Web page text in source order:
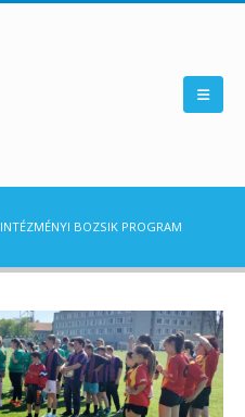
INTÉZMÉNYI BOZSIK PROGRAM